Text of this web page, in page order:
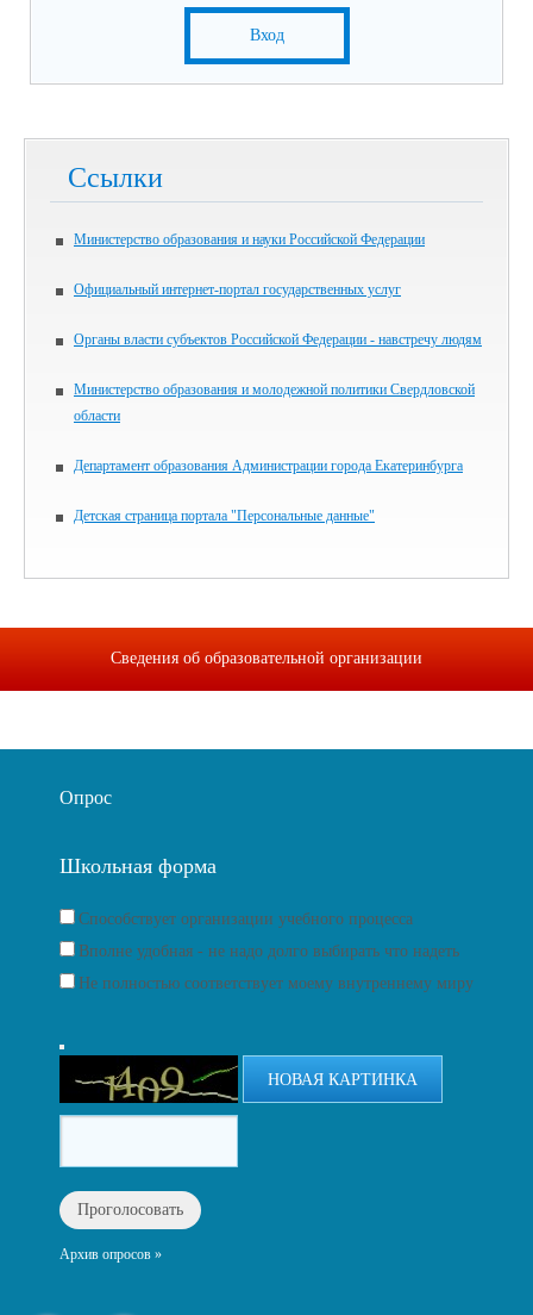
Вход
Ссылки
Министерство образования и науки Российской Федерации
Официальный интернет-портал государственных услуг
Органы власти субъектов Российской Федерации - навстречу людям
Министерство образования и молодежной политики Свердловской
области
Департамент образования Администрации города Екатеринбурга
Детская страница портала "Персональные данные"
Сведения об образовательной организации
Опрос
Школьная форма
Способствует организации учебного процесса
Вполне удобная - не надо долго выбирать что надеть
Не полностью соответствует моему внутреннему миру
НОВАЯ КАРТИНКА
Архив опросов »